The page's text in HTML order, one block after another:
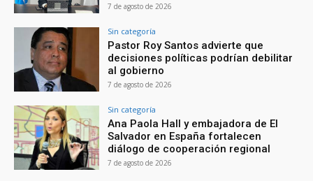
7 de agosto de 2026
Sin categoría
Pastor Roy Santos advierte que
decisiones políticas podrían debilitar
al gobierno
7 de agosto de 2026
Sin categoría
Ana Paola Hall y embajadora de El
Salvador en España fortalecen
diálogo de cooperación regional
7 de agosto de 2026